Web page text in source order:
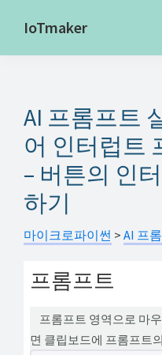
main
IoTmaker
터
넷
한
모
것
서
AI 프롬프트
어 인터럽트
– 버튼의 인
하기
마이크로파이썬 > AI 프
프롬프트
프롬프트 영역으로 마
면 클립보드에 프롬프트